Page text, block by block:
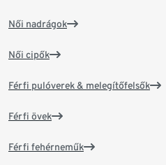
Női nadrágok
Női cipők
Férfi pulóverek & melegítőfelsők
Férfi övek
Férfi fehérneműk